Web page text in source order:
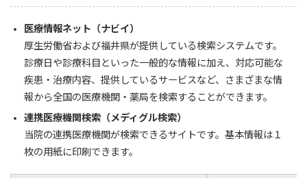
医療情報ネット（ナビイ）
厚生労働省および福井県が提供している検索システムです。
診療日や診療科目といった一般的な情報に加え、対応可能な
疾患・治療内容、提供しているサービスなど、さまざまな情
報から全国の医療機関・薬局を検索することができます。
連携医療機関検索（メディグル検索）
当院の連携医療機関が検索できるサイトです。基本情報は１
枚の用紙に印刷できます。